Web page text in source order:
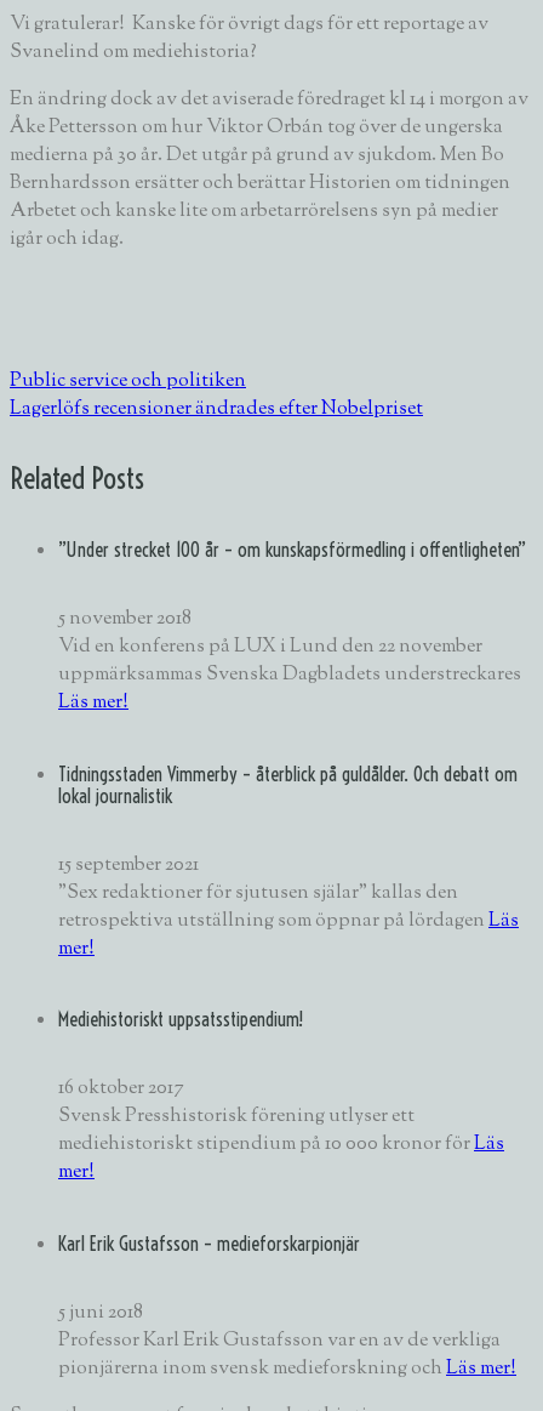
Vi gratulerar! Kanske för övrigt dags för ett reportage av
Svanelind om mediehistoria?
En ändring dock av det aviserade föredraget kl 14 i morgon av
Åke Pettersson om hurViktor Orbán tog över de ungerska
medierna på 30 år. Det utgår på grund av sjukdom. MenBo
Bernhardsson ersätter och berättar Historien om tidningen
Arbetet och kanske lite om arbetarrörelsens syn på medier
igår och idag.
Public service och politiken
Lagerlöfs recensioner ändrades efter Nobelpriset
Related Posts
”Under strecket 100 år – om kunskapsförmedling i offentligheten”
5 november 2018
Vid en konferens på LUX i Lund den 22 november
uppmärksammas Svenska Dagbladets understreckares
Läs mer!
Tidningsstaden Vimmerby – återblick på guldålder. Och debatt om
lokal journalistik
15 september 2021
”Sex redaktioner för sjutusen själar” kallas den
retrospektiva utställning som öppnar på lördagenLäs
mer!
Mediehistoriskt uppsatsstipendium!
16 oktober 2017
Svensk Presshistorisk förening utlyser ett
mediehistoriskt stipendium på 10 000 kronor förLäs
mer!
Karl Erik Gustafsson – medieforskarpionjär
5 juni 2018
Professor Karl Erik Gustafsson var en av de verkliga
pionjärerna inom svensk medieforskning ochLäs mer!